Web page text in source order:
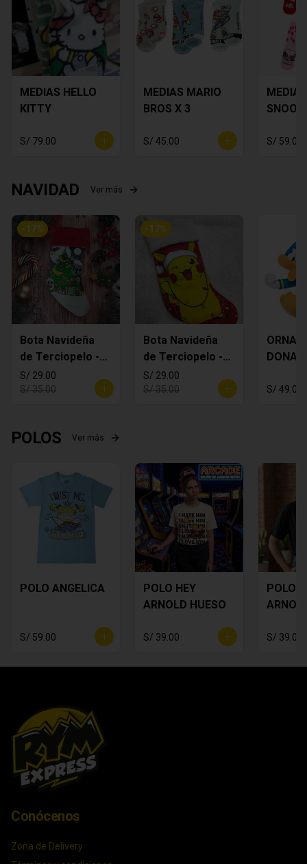
MEDIAS HELLO
KITTY
S/ 79.00
MEDIAS MARIO
BROS X 3
S/ 45.00 S/ 59.00
NAVIDAD Ver más
-17%
Bota Navideña
de Terciopelo -
MANDALORIAN
S/ 29.00
S/ 35.00
-17%
Bota Navideña
de Terciopelo -
Pikachi
S/ 29.00
S/ 35.00
S/ 49.00
POLOS Ver más
POLO ANGELICA
S/ 59.00
POLO HEY
ARNOLD HUESO
S/ 39.00
POLO
S/ 39.00
Conócenos
Zona de Delivery